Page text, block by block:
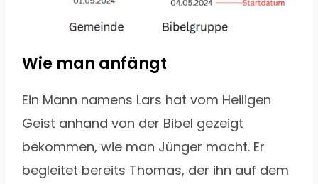
Wie man anfängt
Ein Mann namens Lars hat vom Heiligen
Geist anhand von der Bibel gezeigt
bekommen, wie man Jünger macht. Er
begleitet bereits Thomas, der ihn auf dem